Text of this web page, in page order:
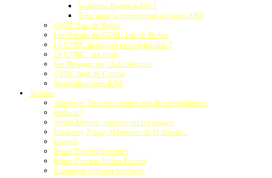
SeaHorse Bantock 2015
Tuto pour la préparation de votre IOM
CVRC Lac de Bidot
Les Statuts du CVRC Lac de Bidot
Le CVRC pourquoi nous rejoindre ?
Le CVRC : les tarifs
Les Bateaux de Ch.H.Détriché
CVRC Avis de Course
Nouvelles idées IOM
Articles
Arpege et Tina de simples airs de ressemblance
Brillant !
André Mauric : propos sur les jauges
Breskens, Franz, Mémoires de Hollande...
Breyell
Bruce Farr (Silhouette)
Bruce Farr par Julian Everitt
Comment sont nés les Swan